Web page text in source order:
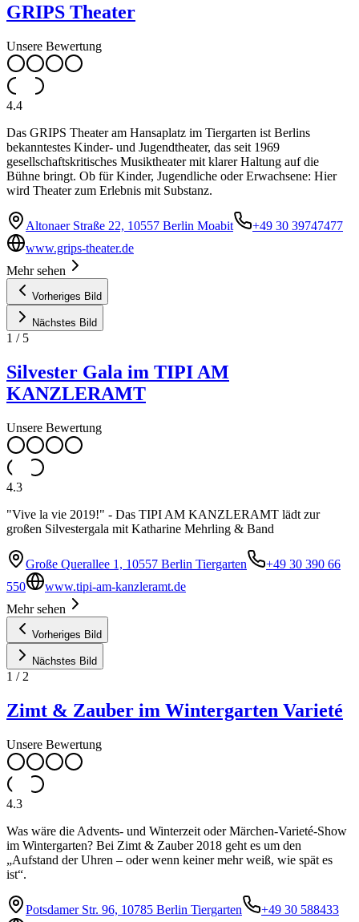
GRIPS Theater
Unsere Bewertung
4.4
Das GRIPS Theater am Hansaplatz im Tiergarten ist Berlins
bekanntestes Kinder- und Jugendtheater, das seit 1969
gesellschaftskritisches Musiktheater mit klarer Haltung auf die
Bühne bringt. Ob für Kinder, Jugendliche oder Erwachsene: Hier
wird Theater zum Erlebnis mit Substanz.
Altonaer Straße 22, 10557 Berlin Moabit
+49 30 39747477
www.grips-theater.de
Mehr sehen
Vorheriges Bild
Nächstes Bild
1 / 5
Silvester Gala im TIPI AM
KANZLERAMT
Unsere Bewertung
4.3
"Vive la vie 2019!" - Das TIPI AM KANZLERAMT lädt zur
großen Silvestergala mit Katharine Mehrling & Band
Große Querallee 1, 10557 Berlin Tiergarten
+49 30 390 66
550
www.tipi-am-kanzleramt.de
Mehr sehen
Vorheriges Bild
Nächstes Bild
1 / 2
Zimt & Zauber im Wintergarten Varieté
Unsere Bewertung
4.3
Was wäre die Advents- und Winterzeit oder Märchen-Varieté-Show
im Wintergarten? Bei Zimt & Zauber 2018 geht es um den
„Aufstand der Uhren – oder wenn keiner mehr weiß, wie spät es
ist“.
Potsdamer Str. 96, 10785 Berlin Tiergarten +49 30 588433